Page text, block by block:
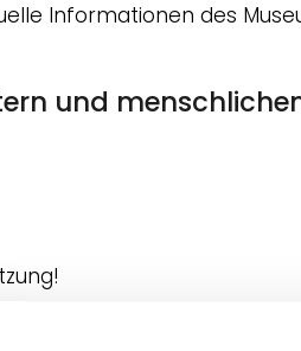
Informationen des
und
von Bund, Ländern und